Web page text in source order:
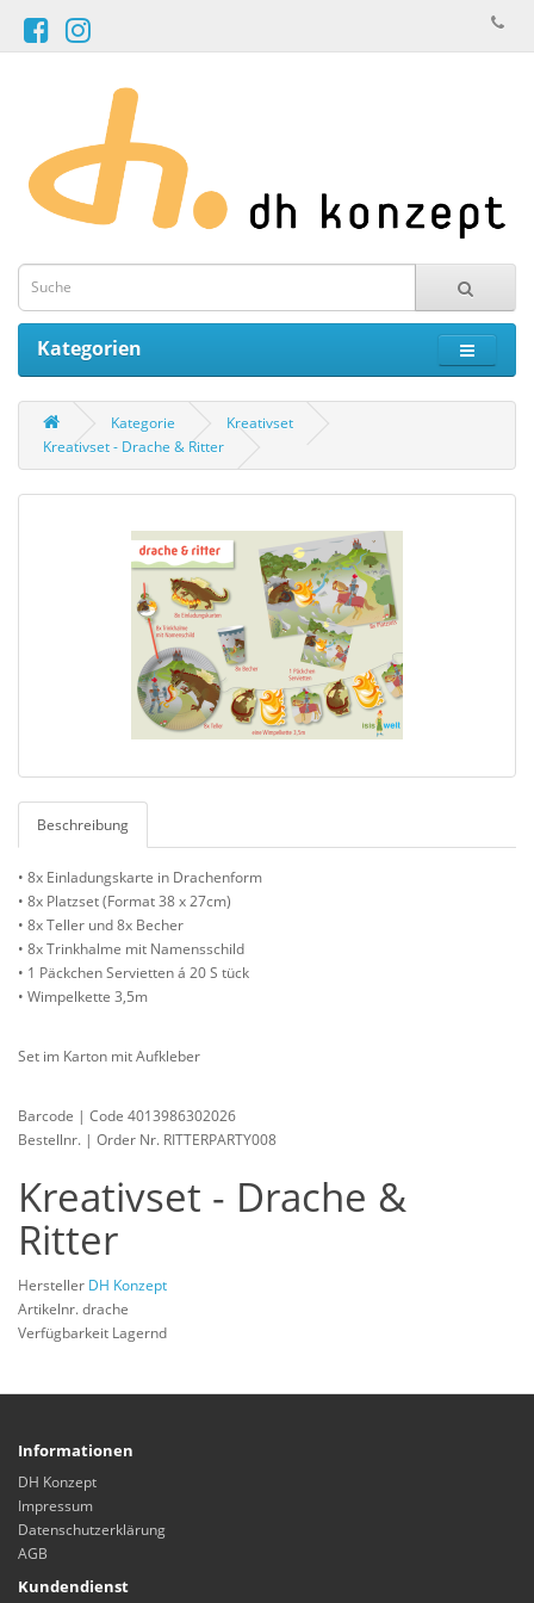
Kategorien
Kategorie
Kreativset
Kreativset - Drache & Ritter
Beschreibung
• 8x Einladungskarte in Drachenform
• 8x Platzset (Format 38 x 27cm)
• 8x Teller und 8x Becher
• 8x Trinkhalme mit Namensschild
• 1 Päckchen Servietten á 20 S tück
• Wimpelkette 3,5m
Set im Karton mit Aufkleber
Barcode | Code 4013986302026
Bestellnr. | Order Nr. RITTERPARTY008
Kreativset - Drache &
Ritter
Hersteller DH Konzept
Artikelnr. drache
Verfügbarkeit Lagernd
Informationen
DH Konzept
Impressum
Datenschutzerklärung
AGB
Kundendienst